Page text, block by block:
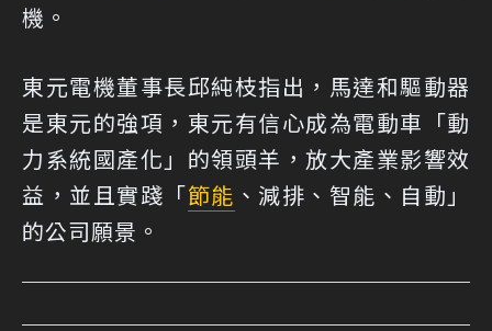
機。
東元電機董事長邱純枝指出，馬達和驅動器
是東元的強項，東元有信心成為電動車「動
力系統國產化」的領頭羊，放大產業影響效
益，並且實踐「節能 、減排、智能、自動」
的公司願景。